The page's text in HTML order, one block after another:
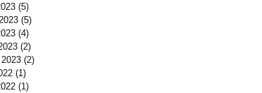
(5)
(5)
(4)
(2)
(2)
(1)
(1)